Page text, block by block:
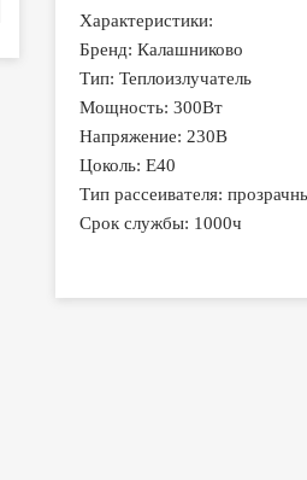
Характеристики:
Бренд: Калашниково
Тип: Теплоизлучатель
Мощность: 300Вт
Напряжение: 230В
Цоколь: Е40
Тип рассеивателя:
Срок службы: 1000ч